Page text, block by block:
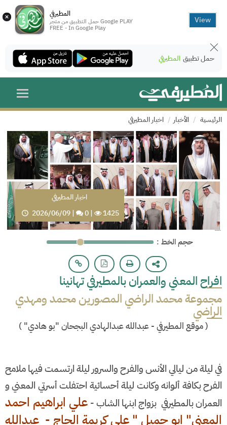
× المطيرفي
حمل التطبيق من متجر Google PLAY
FREE - In Google Play
View
حمل تطبيق المطيرفي
الرئيسية الأخبار اخبار المطيرفي
اخبار المطيرفي
2026/06/09| 0| 1425
: حجم الخط
افراح المعني والعمران بالمطيرفي تهانينا
مجموعة محمد الراضي المصورين محمد ومهدي
الراضي
(موقع المطيرفي - عبدالله عبدالهادي البجحان "بو هادي" )
في ليلة من ليالي الأنس والفرح والسرور ليلة ارتسمت فيها ملامح
الفرح بكافة ألوانه وكانت ليلة أحسائية احتفلت أسرتي المعني و
العمران بالمطيرفي بزواج ابنها الشاب - علي ابراهيم احمد
المعني" ابو جميل " على كريمة الحاج - عبدالله